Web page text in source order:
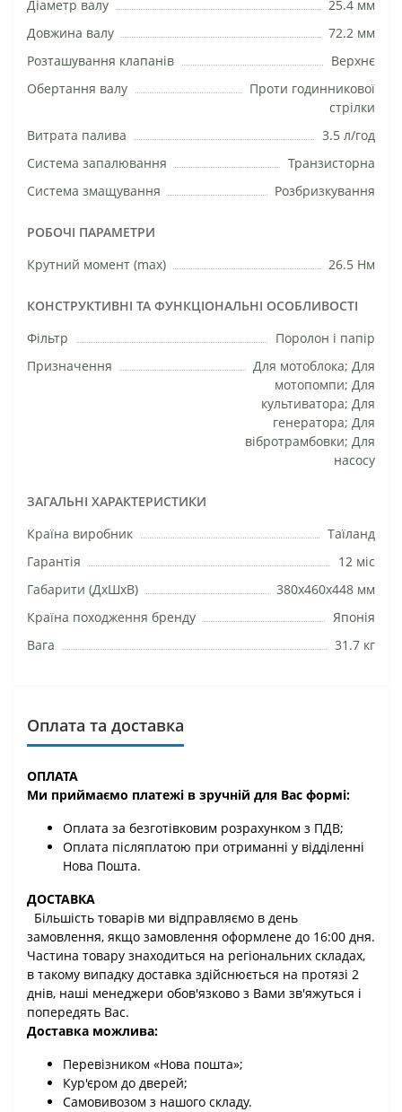
Діаметр валу
25.4 мм
Довжина валу
72.2 мм
Розташування клапанів
Верхнє
Обертання валу
Проти годинникової
стрілки
Витрата палива
3.5 л/год
Система запалювання
Транзисторна
Система змащування
Розбризкування
РОБОЧІ ПАРАМЕТРИ
Крутний момент (max)
26.5 Нм
КОНСТРУКТИВНІ ТА ФУНКЦІОНАЛЬНІ ОСОБЛИВОСТІ
Фільтр
Поролон і папір
Призначення
Для мотоблока; Для
мотопомпи; Для
культиватора; Для
генератора; Для
вібротрамбовки; Для
насосу
ЗАГАЛЬНІ ХАРАКТЕРИСТИКИ
Країна виробник
Таїланд
Гарантія
12 міс
Габарити (ДхШхВ)
380х460х448 мм
Країна походження бренду
Японія
Вага
31.7 кг
Оплата та доставка
ОПЛАТА
Ми приймаємо платежі в зручній для Вас формі:
Оплата за безготівковим розрахунком з ПДВ;
Оплата післяплатою при отриманні у відділенні
Нова Пошта.
ДОСТАВКА
Більшість товарів ми відправляємо в день
замовлення, якщо замовлення оформлене до 16:00 дня.
Частина товару знаходиться на регіональних складах,
в такому випадку доставка здійснюється на протязі 2
днів, наші менеджери обов'язково з Вами зв'яжуться і
попередять Вас.
Доставка можлива:
Перевізником «Нова пошта»;
Кур'єром до дверей;
Самовивозом з нашого складу.